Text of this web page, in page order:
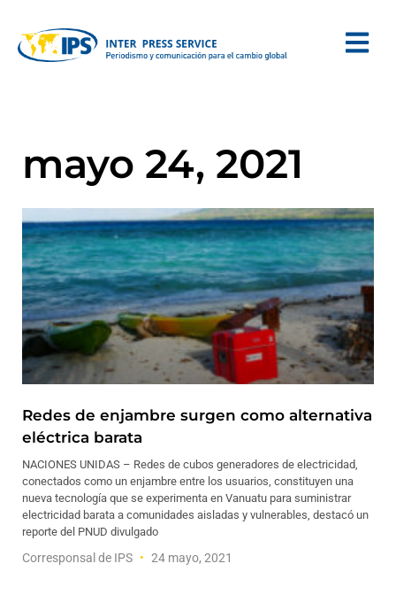
mayo 24, 2021
Redes de enjambre surgen como alternativa
eléctrica barata
NACIONES UNIDAS – Redes de cubos generadores de electricidad,
conectados como un enjambre entre los usuarios, constituyen una
nueva tecnología que se experimenta en Vanuatu para suministrar
electricidad barata a comunidades aisladas y vulnerables, destacó un
reporte del PNUD divulgado
Corresponsal de IPS 24 mayo, 2021